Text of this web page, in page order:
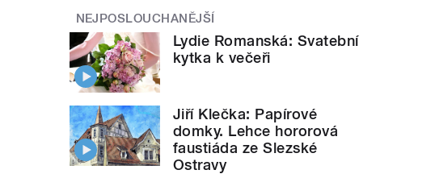
NEJPOSLOUCHANĚJŠÍ
Lydie Romanská: Svatební
kytka k večeři
Jiří Klečka: Papírové
domky. Lehce hororová
faustiáda ze Slezské
Ostravy